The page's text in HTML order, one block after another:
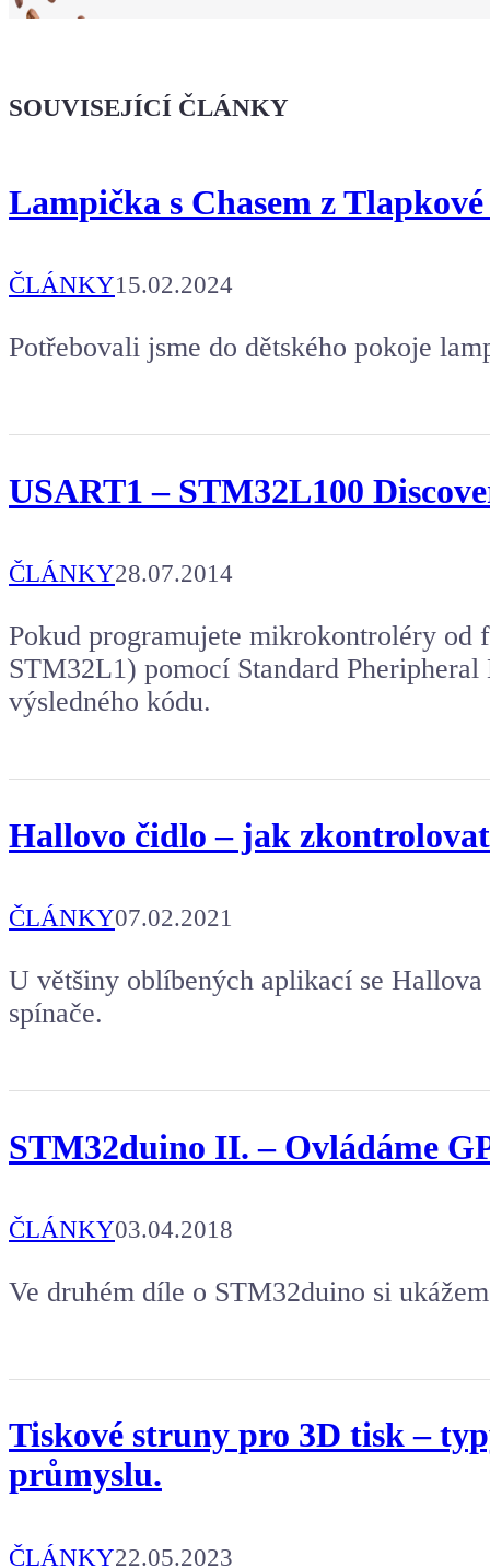
že jsi Maker!
Kafe pro Chiptrona
Aby mohl napsat další článek.
SOUVISEJÍCÍ ČLÁNKY
Lampička s Chasem z
ČLÁNKY15.02.2024
Potřebovali jsme do dětského pokoje
USART1 – STM32L100
ČLÁNKY28.07.2014
Pokud programujete mikrokontroléry
STM32L1) pomocí Standard
výsledného kódu.
Hallovo čidlo – jak
ČLÁNKY07.02.2021
U většiny oblíbených aplikací se
spínače.
STM32duino II. – Ovládáme
ČLÁNKY03.04.2018
Ve druhém díle o STM32duino si
Tiskové struny pro 3D tisk –
průmyslu.
ČLÁNKY22.05.2023